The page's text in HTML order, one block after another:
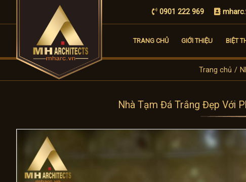
0901 222 969
TRANG CHỦ GIỚI THIỆU BIỆT
Trang chủ /
Nhà Tạm Đá Trắng Đẹp Với